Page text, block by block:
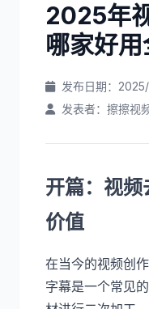
2025年
哪家好用
发布日期：2025/
发表者：擦擦视
开篇：视
价值
在当今的视频创
字幕是一个常见